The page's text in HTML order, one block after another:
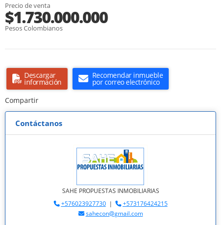
Precio de venta
$1.730.000.000
Pesos Colombianos
Descargar
información
Recomendar inmueble
por correo electrónico
Compartir
Contáctanos
SAHE PROPUESTAS INMOBILIARIAS
+576023927730|
+573176424215
sahecon@gmail.com